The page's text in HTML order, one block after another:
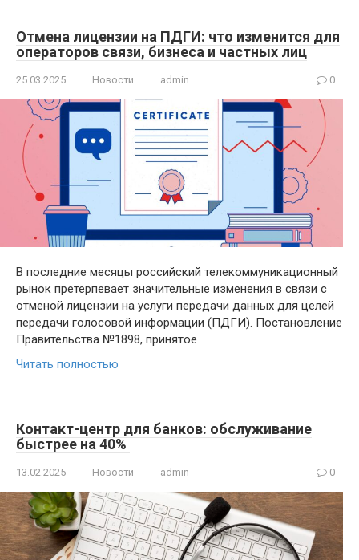
Отмена лицензии на ПДГИ: что изменится для
операторов связи, бизнеса и частных лиц
25.03.2025 Новости admin 0
В последние месяцы российский телекоммуникационный
рынок претерпевает значительные изменения в связи с
отменой лицензии на услуги передачи данных для целей
передачи голосовой информации (ПДГИ). Постановление
Правительства №1898, принятое
Читать полностью
Контакт-центр для банков: обслуживание
быстрее на 40%
13.02.2025 Новости admin 0